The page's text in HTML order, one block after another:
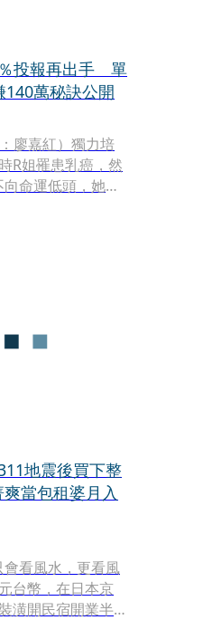
投報再出手 單
萬秘訣公開
廖嘉紅）獨力培
R姐罹患乳癌，然
命運低頭，她在
地震後買下整
當包租婆月入
看風水，更看風
台幣，在日本京
潢開民宿開業半